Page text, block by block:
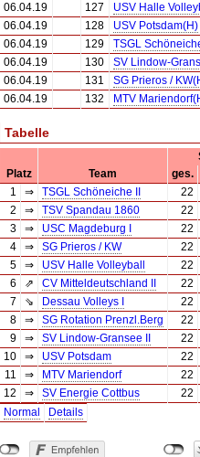
06.04.19
127
USV Halle
06.04.19
128
USV Potsdam(H)
06.04.19
129
TSGL
06.04.19
130
SV Lindow-
06.04.19
131
SG Prieros /
06.04.19
132 MTV
Tabelle
Platz
Team
ges.
1
⇒ TSGL Schöneiche II
22
2
⇒ TSV Spandau 1860
22
3
⇒ USC Magdeburg I
22
4
⇒ SG Prieros / KW
22
5
⇒ USV Halle Volleyball
22
6
⇗ CV Mitteldeutschland II
22
7
⇘ Dessau Volleys I
22
8
⇒ SG Rotation Prenzl.Berg
22
9
⇒ SV Lindow-Gransee II
22
10
⇒ USV Potsdam
22
11
⇒ MTV Mariendorf
22
12
⇒ SV Energie Cottbus
22
Normal
Details